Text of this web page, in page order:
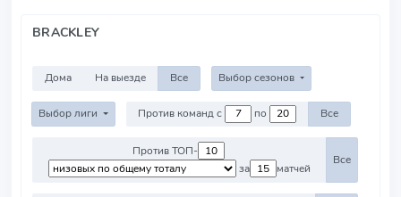
BRACKLEY
Дома На выезде Все Выбор сезонов
Выбор лиги Против команд с по Все
Против ТОП-
за
матчей
Все